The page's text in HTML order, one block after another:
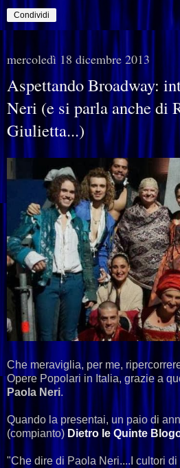
Condividi
mercoledì 18 dicembre 2013
Aspettando Broadway:
Neri (e si parla anche di
Giulietta...)
Che meraviglia, per me,
Opere Popolari in Italia, grazie a
Paola Neri.
Quando la presentai, un paio di
(compianto) Dietro le Quinte
"Che dire di Paola Neri....I cultori